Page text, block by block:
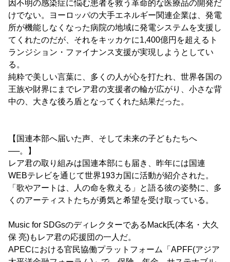
因不明の感染症に悩む患者を救う革命的な医療品の開発だ
けでない。ヨーロッパの大手エネルギー関連企業は、発電
所が機能しなくなった病院の地域に発電システムを支援し
てくれたのだが、それをキッカケに1,400億円を超えるト
ランジション・ファイナンス支援が実現しようとしてい
る。
純粋で美しい言葉に、多くの人が心を打たれ、世界各国の
王族や財界にまでレア君の支援者の輪が広がり、小さな背
中の、大きな後ろ盾となってくれた結果だった。
【国連本部へ届いた声、そして未来の子どもたちへ
──。】
レア君の取り組みは国連本部にも届き、昨年には国連
WEBテレビを通じて世界193カ国に活動が紹介された。
「歌やアートは、人の命を救える」と語る彼の姿勢に、多
くのアーティストたちが勇気と希望を受け取っている。
Music for SDGsのディレクターであるMack氏(本名・大久
保 亮)もレア君の応援団の一人だ。
APECにおける官民協働プラットフォーム「APFF(アジア